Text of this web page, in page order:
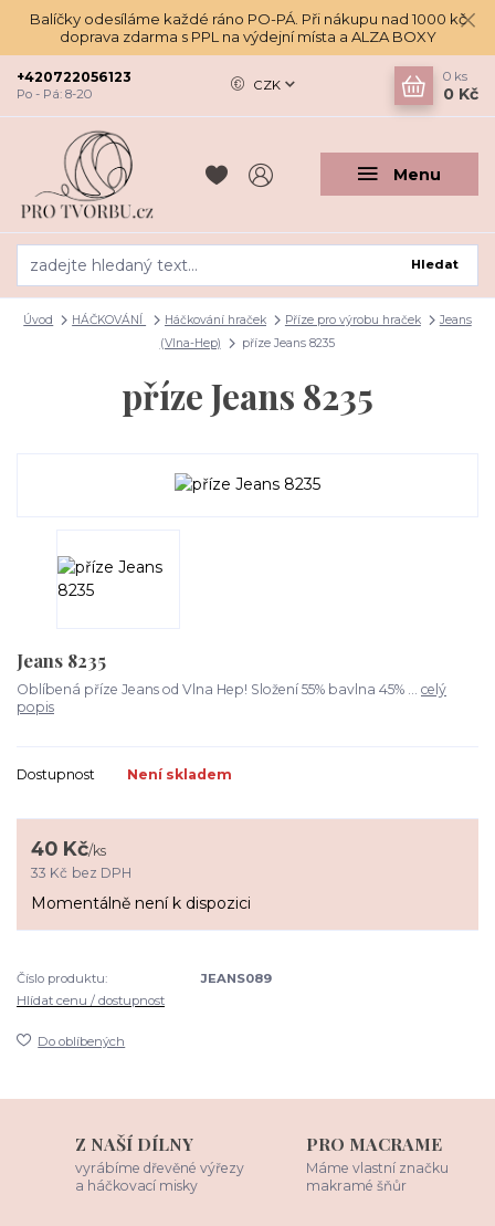
Balíčky odesíláme každé ráno PO-PÁ. Při nákupu nad 1000 kč
doprava zdarma s PPL na výdejní místa a ALZA BOXY
Menu
CZK
Hledat
+420722056123
Po - Pá: 8-20
0 ks
0 Kč
Úvod HÁČKOVÁNÍ Háčkování hraček Příze pro výrobu hraček
Jeans
(Vlna-Hep)
příze Jeans 8235
příze Jeans 8235
Jeans 8235
Oblíbená příze Jeans od Vlna Hep! Složení 55% bavlna 45% ... celý
popis
Dostupnost Není skladem
40 Kč/ks
33 Kč bez DPH
Momentálně není k dispozici
Číslo produktu:
JEANS089
Hlídat cenu / dostupnost
Do oblíbených
Z NAŠÍ DÍLNY
vyrábíme dřevěné výřezy
a háčkovací misky
PRO MACRAME
Máme vlastní značku
makramé šňůr